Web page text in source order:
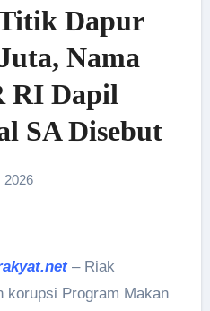
Dapur
Nama
RI Dapil
SA Disebut
2026
– Riak
korupsi Program Makan